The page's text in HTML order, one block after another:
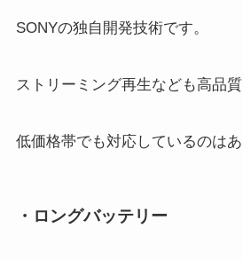
SONYの独自開発技術です。
ストリーミング再生なども高品質
低価格帯でも対応しているのはあ
・ロングバッテリー